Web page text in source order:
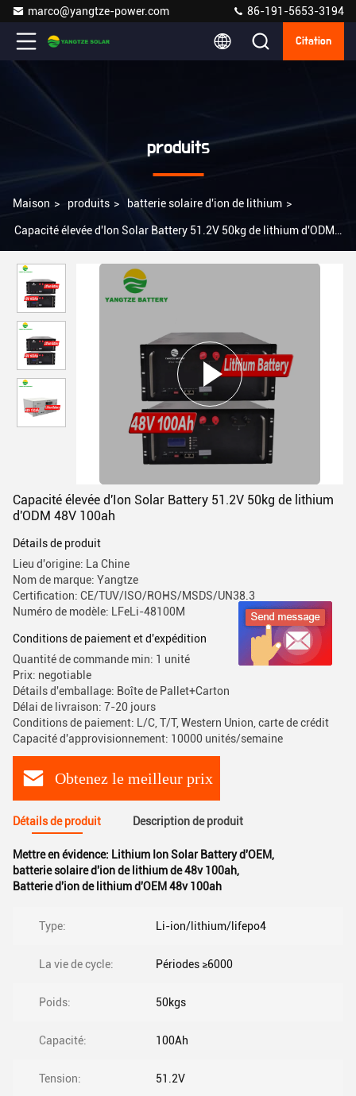
marco@yangtze-power.com 86-191-5653-3194
Citation
produits
Maison > produits > batterie solaire d'ion de lithium >
Capacité élevée d'Ion Solar Battery 51.2V 50kg de lithium d'ODM
Capacité élevée d'Ion Solar Battery 51.2V 50kg de lithium
d'ODM 48V 100ah
Détails de produit
Lieu d'origine: La Chine
Nom de marque: Yangtze
Certification: CE/TUV/ISO/ROHS/MSDS/UN38.3
Numéro de modèle: LFeLi-48100M
Conditions de paiement et d'expédition
Quantité de commande min: 1 unité
Prix: negotiable
Détails d'emballage: Boîte de Pallet+Carton
Délai de livraison: 7-20 jours
Conditions de paiement: L/C, T/T, Western Union, carte de crédit
Capacité d'approvisionnement: 10000 unités/semaine
Obtenez le meilleur prix
Détails de produit Description de produit
Mettre en évidence: Lithium Ion Solar Battery d'OEM,
batterie solaire d'ion de lithium de 48v 100ah,
Batterie d'ion de lithium d'OEM 48v 100ah
Type: Li-ion/lithium/lifepo4
La vie de cycle: Périodes ≥6000
Poids: 50kgs
Capacité: 100Ah
Tension: 51.2V